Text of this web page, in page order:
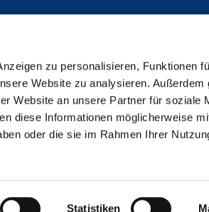
zu personalisieren, Funktionen
Website zu analysieren. Außerdem
Website an unsere Partner für soziale
diese Informationen möglicherweise
oder die sie im Rahmen Ihrer
Statistiken
Mitte · Yorckstr. 88C, 10965 Berlin
Kontaktinformationen Impressum